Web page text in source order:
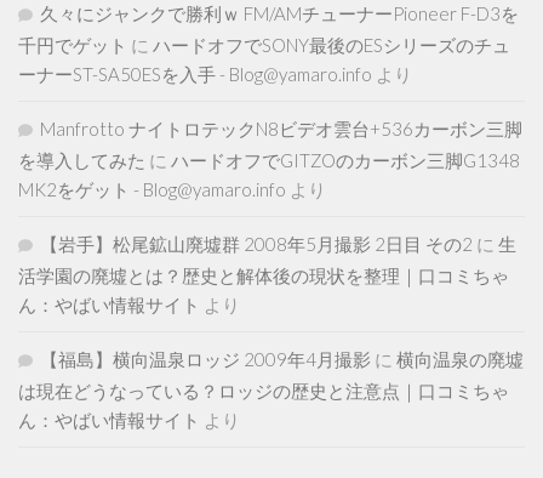
久々にジャンクで勝利ｗ FM/AMチューナーPioneer F-D3を
千円でゲット に ハードオフでSONY最後のESシリーズのチュ
ーナーST-SA50ESを入手 - Blog@yamaro.info より
Manfrotto ナイトロテックN8ビデオ雲台+536カーボン三脚
を導入してみた に ハードオフでGITZOのカーボン三脚G1348
MK2をゲット - Blog@yamaro.info より
【岩手】松尾鉱山廃墟群 2008年5月撮影 2日目 その2 に 生
活学園の廃墟とは？歴史と解体後の現状を整理｜口コミちゃ
ん：やばい情報サイト
より
【福島】横向温泉ロッジ 2009年4月撮影 に 横向温泉の廃墟
は現在どうなっている？ロッジの歴史と注意点｜口コミちゃ
ん：やばい情報サイト
より